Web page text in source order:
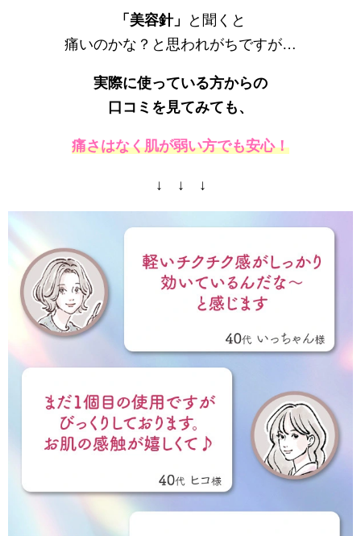
「美容針」
と聞くと
痛いのかな？と思われがちですが…
実際に使っている方からの
口コミを見てみても、
痛さはなく肌が弱い方でも安心！
↓ ↓ ↓